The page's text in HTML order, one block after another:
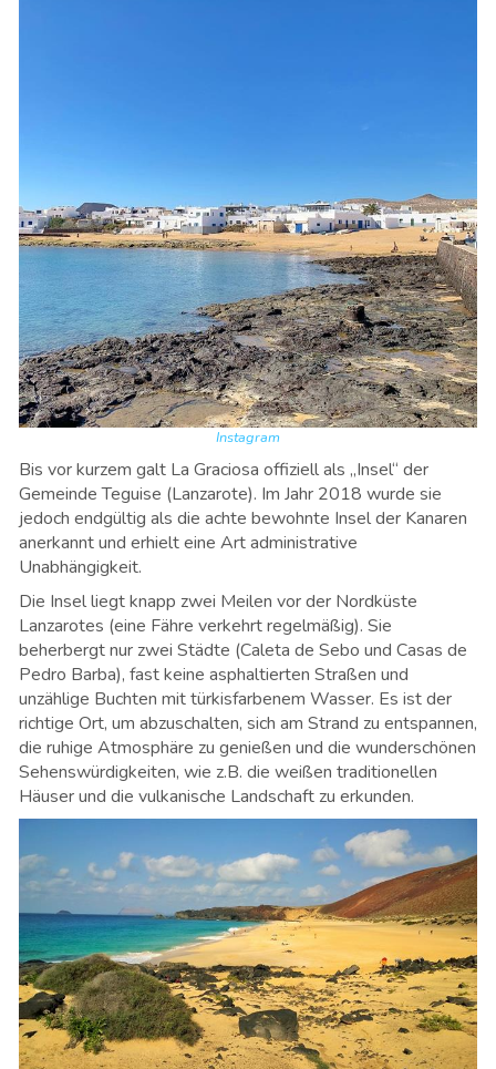
Instagram
Bis vor kurzem galt La Graciosa offiziell als „Insel“ der
Gemeinde Teguise (Lanzarote). Im Jahr 2018 wurde sie
jedoch endgültig als die achte bewohnte Insel der Kanaren
anerkannt und erhielt eine Art administrative
Unabhängigkeit.
Die Insel liegt knapp zwei Meilen vor der Nordküste
Lanzarotes (eine Fähre verkehrt regelmäßig). Sie
beherbergt nur zwei Städte (Caleta de Sebo und Casas de
Pedro Barba), fast keine asphaltierten Straßen und
unzählige Buchten mit türkisfarbenem Wasser. Es ist der
richtige Ort, um abzuschalten, sich am Strand zu entspannen,
die ruhige Atmosphäre zu genießen und die wunderschönen
Sehenswürdigkeiten, wie z.B. die weißen traditionellen
Häuser und die vulkanische Landschaft zu erkunden.